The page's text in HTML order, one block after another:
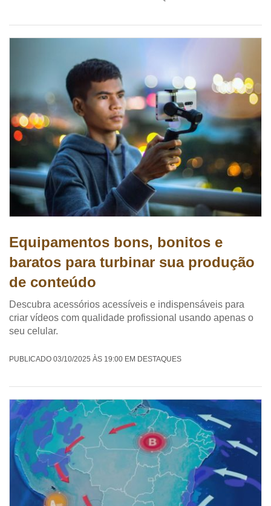
Equipamentos bons, bonitos e
baratos para turbinar sua produção
de conteúdo
Descubra acessórios acessíveis e indispensáveis para
criar vídeos com qualidade profissional usando apenas o
seu celular.
PUBLICADO 03/10/2025 ÀS 19:00 EM DESTAQUES